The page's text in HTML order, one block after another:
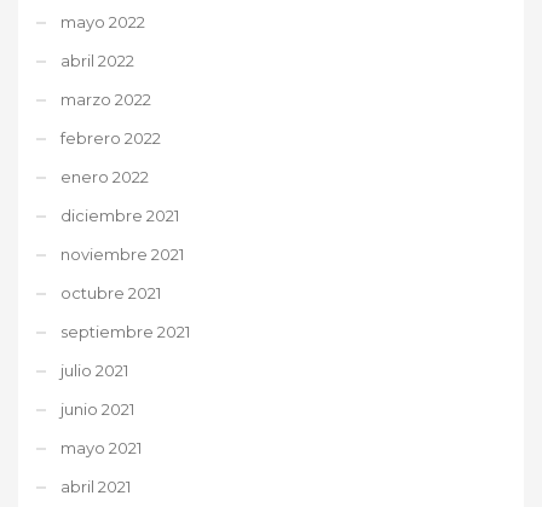
mayo 2022
abril 2022
marzo 2022
febrero 2022
enero 2022
diciembre 2021
noviembre 2021
octubre 2021
septiembre 2021
julio 2021
junio 2021
mayo 2021
abril 2021